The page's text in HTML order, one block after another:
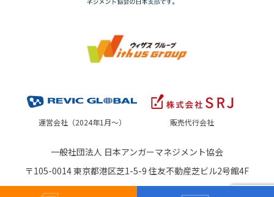
運営会社（2024年1月～） 販売代行会社
一般社団法人 日本アンガーマネジメント協会
〒105-0014 東京都港区芝1-5-9 住友不動産芝ビル2号館4F